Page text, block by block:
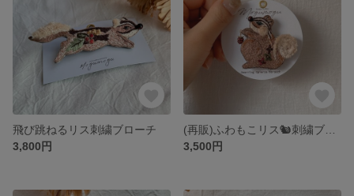
飛び跳ねるリス刺繍ブローチ
3,800円
3,500円